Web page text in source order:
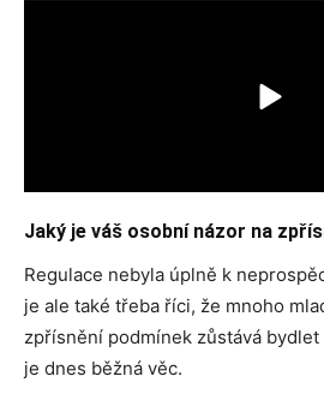
Jaký je váš osobní názor na
Regulace nebyla úplně k
je ale také třeba říci, že mnoho
zpřísnění podmínek zůstává
je dnes běžná věc.